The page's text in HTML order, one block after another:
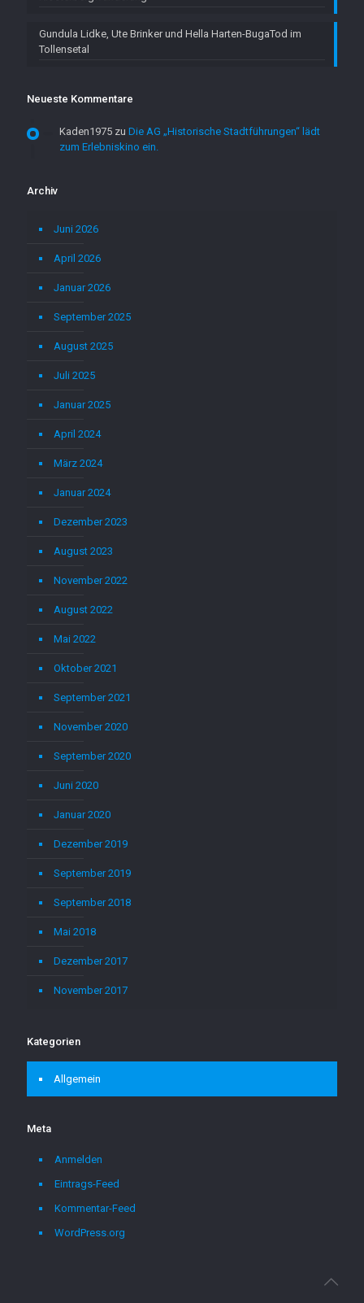
Gundula Lidke, Ute Brinker und Hella Harten-BugaTod im
Tollensetal
Neueste Kommentare
Kaden1975 zu Die AG „Historische Stadtführungen“ lädt
zum Erlebniskino ein.
Archiv
Juni 2026
April 2026
Januar 2026
September 2025
August 2025
Juli 2025
Januar 2025
April 2024
März 2024
Januar 2024
Dezember 2023
August 2023
November 2022
August 2022
Mai 2022
Oktober 2021
September 2021
November 2020
September 2020
Juni 2020
Januar 2020
Dezember 2019
September 2019
September 2018
Mai 2018
Dezember 2017
November 2017
Kategorien
Allgemein
Meta
Anmelden
Eintrags-Feed
Kommentar-Feed
WordPress.org